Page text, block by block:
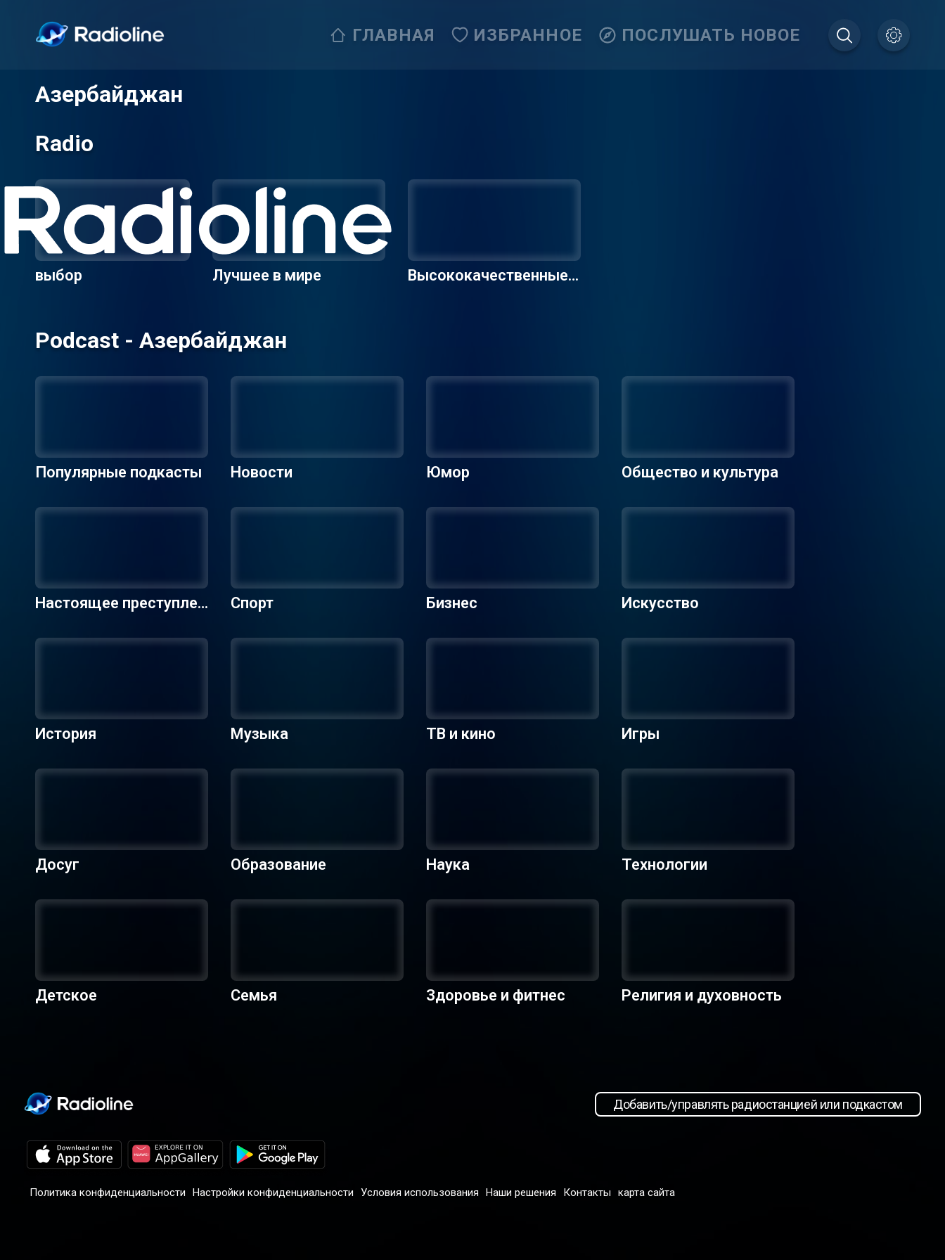
ГЛАВНАЯ ИЗБРАННОЕ ПОСЛУШАТЬ НОВОЕ
Азербайджан
Radio
выбор Лучшее в мире
Высококачественные р
Podcast - Азербайджан
Популярные подкасты Новости Юмор Общество и культура
Настоящее преступлен
Спорт Бизнес Искусство
История Музыка ТВ и кино Игры
Досуг Образование Наука Технологии
Детское Семья Здоровье и фитнес Религия и духовность
Добавить/управлять радиостанцией или подкастом
Политика конфиденциальности Настройки конфиденциальности Условия использования Наши решения Контакты карта сайта